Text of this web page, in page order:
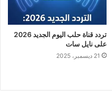
تردد قناة حلب اليوم الجديد 2026
على نايل سات
21 ديسمبر، 2025